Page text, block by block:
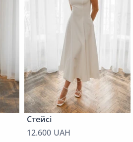
Стейсі
12.600 UAH